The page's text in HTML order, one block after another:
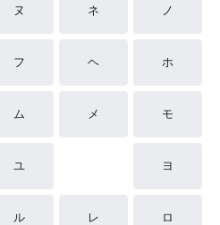
ヌ ネ ノ
フ ヘ ホ
ム メ モ
ユ ヨ
ル レ ロ